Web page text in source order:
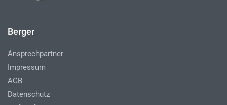
Berger
Ansprechpartner
Impressum
AGB
Datenschutz